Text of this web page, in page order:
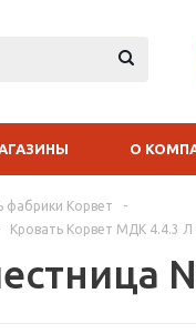
О
фабрики Корвет
-
Кровать Корвет МДК 4.4.3